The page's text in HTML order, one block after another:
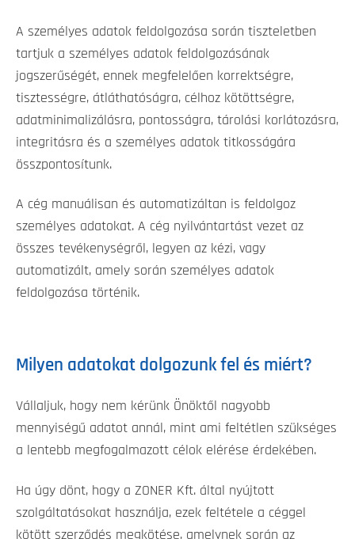
A személyes adatok feldolgozása során tiszteletben
tartjuk a személyes adatok feldolgozásának
jogszerűségét, ennek megfelelően korrektségre,
tisztességre, átláthatóságra, célhoz kötöttségre,
adatminimalizálásra, pontosságra, tárolási korlátozásra,
integritásra és a személyes adatok titkosságára
összpontosítunk.
A cég manuálisan és automatizáltan is feldolgoz
személyes adatokat. A cég nyilvántartást vezet az
összes tevékenységről, legyen az kézi, vagy
automatizált, amely során személyes adatok
feldolgozása történik.
Milyen adatokat dolgozunk fel és miért?
Vállaljuk, hogy nem kérünk Önöktől nagyobb
mennyiségű adatot annál, mint ami feltétlen szükséges
a lentebb megfogalmazott célok elérése érdekében.
Ha úgy dönt, hogy a ZONER Kft. által nyújtott
szolgáltatásokat használja, ezek feltétele a céggel
kötött szerződés megkötése, amelynek során az